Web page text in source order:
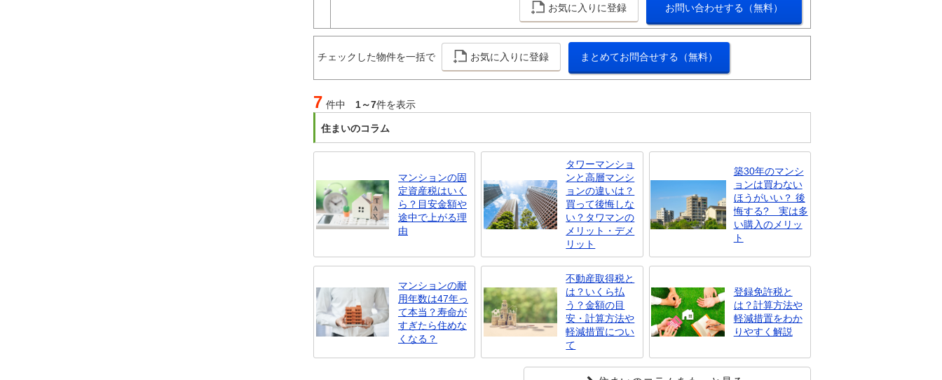
お気に入りに登録 お問い合わせする（無料）
チェックした物件を一括で お気に入りに登録 まとめてお問合せする（無料）
7 件中 1～7件を表示
住まいのコラム
マンションの固
定資産税はいく
ら？目安金額や
途中で上がる理
由
タワーマンショ
ンと高層マンシ
ョンの違いは？
買って後悔しな
い？タワマンの
メリット・デメ
リット
築30年のマンシ
ョンは買わない
ほうがいい？ 後
悔する? 実は多
い購入のメリッ
ト
マンションの耐
用年数は47年っ
て本当？寿命が
すぎたら住めな
くなる？
不動産取得税と
は？いくら払
う？金額の目
安・計算方法や
軽減措置につい
て
登録免許税と
は？計算方法や
軽減措置をわか
りやすく解説